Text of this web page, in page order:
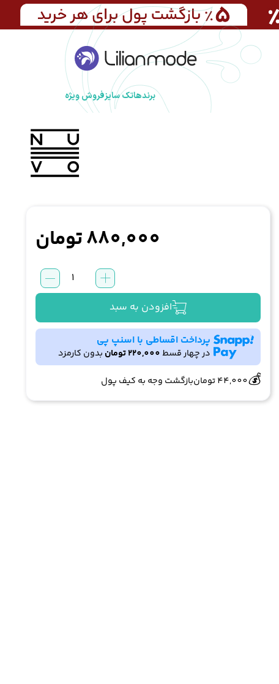
برندهاتک سایزفروش ویژه
880,000تومان
خوشبو
کننده
نوئوو
Nuevo
رایحه
اسطوخودوس
افزودن به سبد
پرداخت اقساطی با اسنپ پی
در چهار قسط220,000تومان بدون کارمزد 🔥
👀
💰
44,000تومانبازگشت وجه به کیف پول